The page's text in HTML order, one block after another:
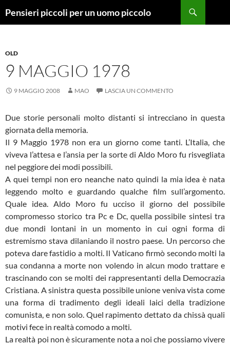
Pensieri piccoli per un uomo piccolo
OLD
9 MAGGIO 1978
9 MAGGIO 2008 MAO LASCIA UN COMMENTO
Due storie personali molto distanti si intrecciano in questa
giornata della memoria.
Il 9 Maggio 1978 non era un giorno come tanti. L’Italia, che
viveva l’attesa e l’ansia per la sorte di Aldo Moro fu risvegliata
nel peggiore dei modi possibili.
A quei tempi non ero neanche nato quindi la mia idea è nata
leggendo molto e guardando qualche film sull’argomento.
Quale idea. Aldo Moro fu ucciso il giorno del possibile
compromesso storico tra Pc e Dc, quella possibile sintesi tra
due mondi lontani in un momento in cui ogni forma di
estremismo stava dilaniando il nostro paese. Un percorso che
poteva dare fastidio a molti. Il Vaticano firmò secondo molti la
sua condanna a morte non volendo in alcun modo trattare e
trascinando con se molti dei rappresentanti della Democrazia
Cristiana. A sinistra questa possibile unione veniva vista come
una forma di tradimento degli ideali laici della tradizione
comunista, e non solo. Quel rapimento dettato da chissà quali
motivi fece in realtà comodo a molti.
La realtà poi non è sicuramente nota a noi che possiamo vivere